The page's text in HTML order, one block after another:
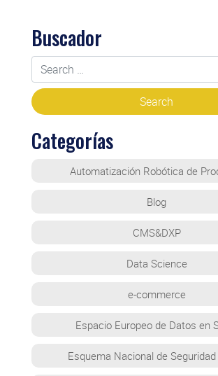
Buscador
Categorías
Automatización Robótica de
Blog
CMS&DXP
Data Science
e-commerce
Espacio Europeo de Datos en
Esquema Nacional de Seguridad